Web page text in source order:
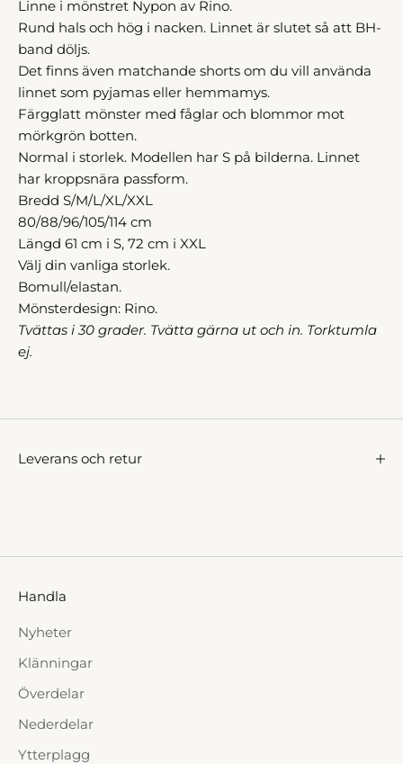
Linne i mönstret Nypon av Rino.
Rund hals och hög i nacken. Linnet är slutet så att BH-
band döljs.
Det finns även matchande shorts om du vill använda
linnet som pyjamas eller hemmamys.
Färgglatt mönster med fåglar och blommor mot
mörkgrön botten.
Normal i storlek. Modellen har S på bilderna. Linnet
har kroppsnära passform.
Bredd S/M/L/XL/XXL
80/88/96/105/114 cm
Längd 61 cm i S, 72 cm i XXL
Välj din vanliga storlek.
Bomull/elastan.
Mönsterdesign: Rino.
Tvättas i 30 grader. Tvätta gärna ut och in. Torktumla
ej.
Leverans och retur
Handla
Nyheter
Klänningar
Överdelar
Nederdelar
Ytterplagg